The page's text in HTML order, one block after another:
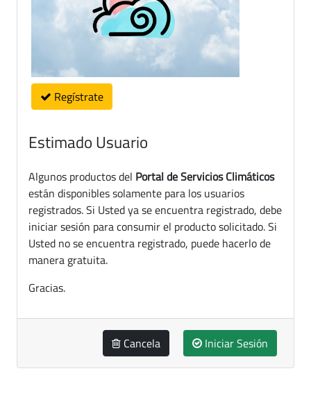
Regístrate
Estimado Usuario
Algunos productos del Portal de Servicios Climáticos
están disponibles solamente para los usuarios
registrados. Si Usted ya se encuentra registrado, debe
iniciar sesión para consumir el producto solicitado. Si
Usted no se encuentra registrado, puede hacerlo de
manera gratuita.
Gracias.
Cancela Iniciar Sesión